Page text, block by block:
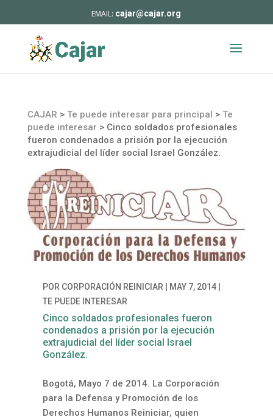
cajar@cajar.org
CAJAR > Te puede interesar para principal > Te
puede interesar > Cinco soldados profesionales
fueron condenados a prisión por la ejecución
extrajudicial del líder social Israel González.
POR CORPORACIÓN REINICIAR MAY 7, 2014|
TE PUEDE INTERESAR
Cinco soldados profesionales fueron
condenados a prisión por la ejecución
extrajudicial del líder social Israel
González.
Bogotá, Mayo 7 de 2014. La Corporación
para la Defensa y Promoción de los
Derechos Humanos Reiniciar, quien